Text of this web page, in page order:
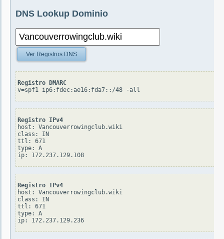
DNS Lookup Dominio
Ver Registros DNS
Registro DMARC
v=spf1 ip6:fdec:ae16:fda7::/48 -all
Registro IPv4
host: Vancouverrowingclub.wiki
class: IN
ttl: 671
type: A
Registro IPv4
host: Vancouverrowingclub.wiki
class: IN
ttl: 671
type: A